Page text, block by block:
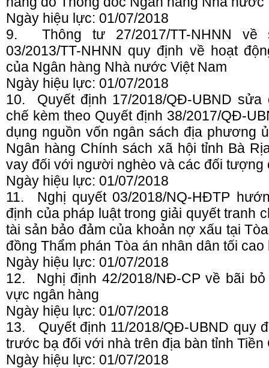
Ngày hiệu lực: 01/07/2018
9.
Thông tư 27/2017/TT-NHNN
03/2013/TT-NHNN quy định về hoạt
của Ngân hàng Nhà nước Việt Nam
Ngày hiệu lực: 01/07/2018
10.
Quyết định 17/2018/QĐ-UBND
chế kèm theo Quyết định 38/2017/QĐ-
dụng nguồn vốn ngân sách địa phương
Ngân hàng Chính sách xã hội tỉnh Bà
vay đối với người nghèo và các đối tượng
Ngày hiệu lực: 01/07/2018
11.
Nghị quyết 03/2018/NQ-HĐTP
định của pháp luật trong giải quyết tranh
tài sản bảo đảm của khoản nợ xấu tại
đồng Thẩm phán Tòa án nhân dân tối cao
Ngày hiệu lực: 01/07/2018
12.
Nghị định 42/2018/NĐ-CP về bãi
vực ngân hàng
Ngày hiệu lực: 01/07/2018
13. Quyết định 11/2018/QĐ-UBND quy
trước bạ đối với nhà trên địa bàn tỉnh Tiền
Ngày hiệu lực: 01/07/2018